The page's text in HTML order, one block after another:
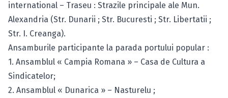
international – Traseu : Strazile principale ale Mun.
Alexandria (Str. Dunarii ; Str. Bucuresti ; Str. Libertatii ;
Str. I. Creanga).
Ansamburile participante la parada portului popular :
1. Ansamblul « Campia Romana » – Casa de Cultura a
Sindicatelor;
2. Ansamblul « Dunarica » – Nasturelu ;